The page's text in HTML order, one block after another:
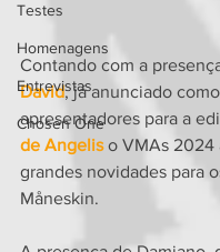
Testes
Homenagens
Entrevistas
Chosen One
Contando com a
David, já anunciado
apresentadores para a
de Angelis o VMAs 2024
grandes novidades para
Måneskin.